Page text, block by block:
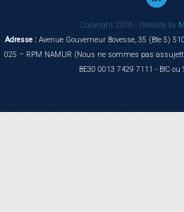
Copyright 2016 - Website by
Adresse :Avenue Gouverneur Bovesse, 35 (Bte 5)
025 – RPM NAMUR (Nous ne sommes pas
BE30 0013 7429 7111 - BIC ou